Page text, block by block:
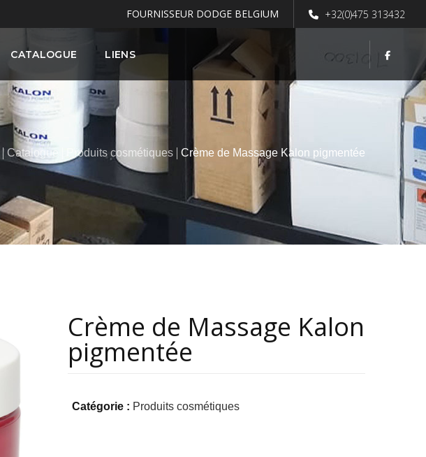
FOURNISSEUR DODGE BELGIUM +32(0)475 313432
CATALOGUE LIENS
Catalogue Produits cosmétiques Crème de Massage Kalon pigmentée
Crème de Massage Kalon
pigmentée
Catégorie : Produits cosmétiques